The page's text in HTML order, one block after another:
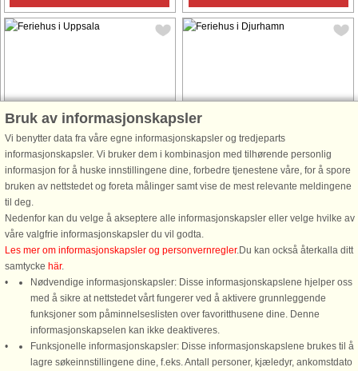
Husnr: 64356
Uppsala
5 personer, 52 m²
1,3 km til kyst.
Välkommen till denna mysiga stuga
nära naturen i Uppsala, strax utanför
Knutby. Omgiven av vacker skog och
belägen på en grönskande tomt är
detta den perfekta platsen för
avkoppling, frisk luft och lugna ...
fra 4.668 NOK
Husnr: 57364
Djurhamn
6 personer, 65 m²
500 m til kyst.
Välkommen till härliga Värmdö och
sommarhuset har en stor plan tomt
med stora gräsytor, studsmatta och
linbana, perfekt om ni har barn med
fra 11.187 NOK
Se alle 118 DanCenter ferieboliger for Uppland
Bruk av informasjonskapsler
Vi benytter data fra våre egne informasjonskapsler og tredjeparts
informasjonskapsler. Vi bruker dem i kombinasjon med tilhørende personlig
informasjon for å huske innstillingene dine, forbedre tjenestene våre, for å spore
bruken av nettstedet og foreta målinger samt vise de mest relevante meldingene
til deg.
Nedenfor kan du velge å akseptere alle informasjonskapsler eller velge hvilke av
våre valgfrie informasjonskapsler du vil godta.
Les mer om informasjonskapsler og personvernregler.Du kan också återkalla ditt
samtycke här.
Nødvendige informasjonskapsler: Disse informasjonskapslene hjelper oss
med å sikre at nettstedet vårt fungerer ved å aktivere grunnleggende
funksjoner som påminnelseslisten over favoritthusene dine. Denne
informasjonskapselen kan ikke deaktiveres.
Funksjonelle informasjonskapsler: Disse informasjonskapslene brukes til å
lagre søkeinnstillingene dine, f.eks. Antall personer, kjæledyr, ankomstdato